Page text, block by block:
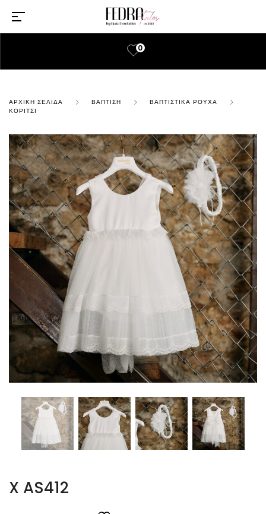
0
ΑΡΧΙΚΉ ΣΕΛΊΔΑ ΒΆΠΤΙΣΗ
ΒΑΠΤΙΣΤΙΚΆ ΡΟΎΧΑ
ΚΟΡΊΤΣΙ
X AS412